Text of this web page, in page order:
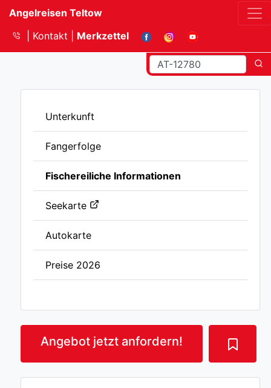
Angelreisen Teltow
Kontakt
Merkzettel
Unterkunft
Fangerfolge
Fischereiliche Informationen
Seekarte
Autokarte
Preise 2026
Angebot jetzt anfordern!